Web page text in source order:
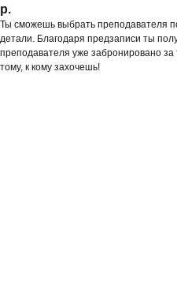
р.
Ты сможешь выбрать преподавателя
детали. Благодаря предзаписи ты
преподавателя уже забронировано
тому, к кому захочешь!